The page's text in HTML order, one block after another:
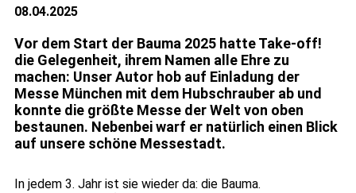
08.04.2025
Vor dem Start der Bauma 2025 hatte Take-off!
die Gelegenheit, ihrem Namen alle Ehre zu
machen: Unser Autor hob auf Einladung der
Messe München mit dem Hubschrauber ab und
konnte die größte Messe der Welt von oben
bestaunen. Nebenbei warf er natürlich einen Blick
auf unsere schöne Messestadt.
In jedem 3. Jahr ist sie wieder da: die Bauma.